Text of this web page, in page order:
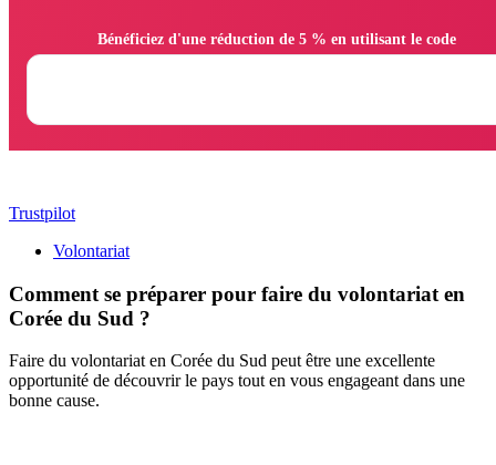
Trustpilot
Volontariat
Comment se préparer pour faire du volontariat en
Corée du Sud ?
Faire du volontariat en Corée du Sud peut être une excellente
opportunité de découvrir le pays tout en vous engageant dans une
bonne cause.